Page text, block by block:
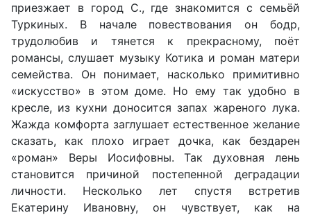
приезжает в город С., где знакомится с семьёй
Туркиных. В начале повествования он бодр,
трудолюбив и тянется к прекрасному, поёт
романсы, слушает музыку Котика и роман матери
семейства. Он понимает, насколько примитивно
«искусство» в этом доме. Но ему так удобно в
кресле, из кухни доносится запах жареного лука.
Жажда комфорта заглушает естественное желание
сказать, как плохо играет дочка, как бездарен
«роман» Веры Иосифовны. Так духовная лень
становится причиной постепенной деградации
личности. Несколько лет спустя встретив
Екатерину Ивановну, он чувствует, как на